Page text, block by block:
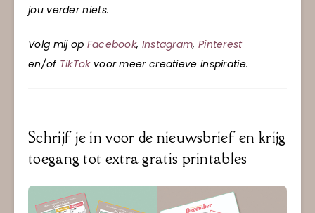
jou verder niets.
Volg mij op Facebook, Instagram, Pinterest
en/of TikTokvoor meer creatieve inspiratie.
Schrijf je in voor de nieuwsbrief en krijg
toegang tot extra gratis printables